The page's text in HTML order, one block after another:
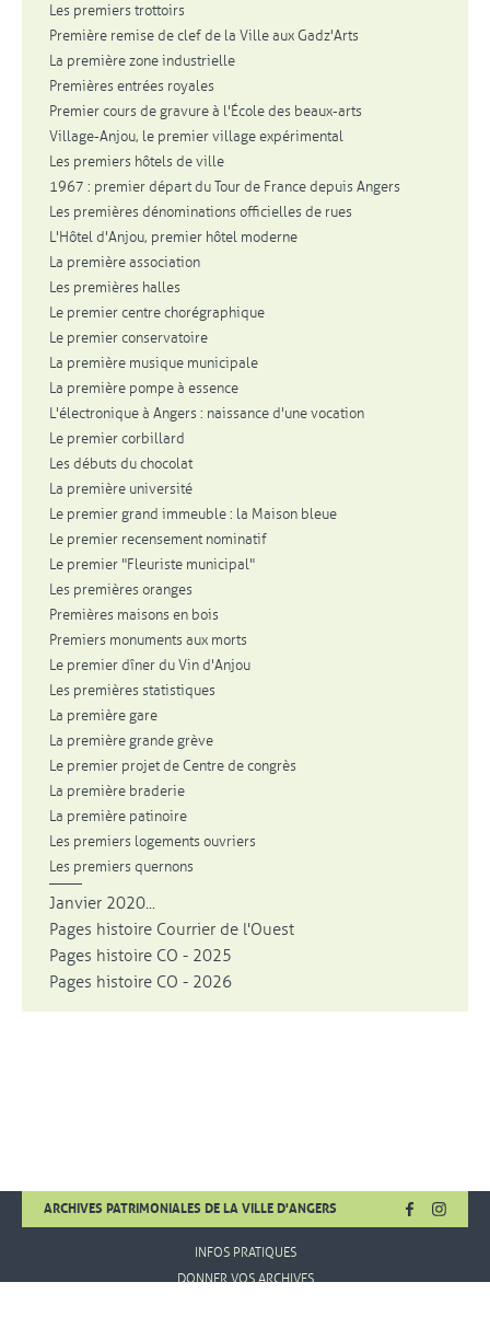
Les premiers trottoirs
Première remise de clef de la Ville aux Gadz'Arts
La première zone industrielle
Premières entrées royales
Premier cours de gravure à l'École des beaux-arts
Village-Anjou, le premier village expérimental
Les premiers hôtels de ville
1967 : premier départ du Tour de France depuis Angers
Les premières dénominations officielles de rues
L'Hôtel d'Anjou, premier hôtel moderne
La première association
Les premières halles
Le premier centre chorégraphique
Le premier conservatoire
La première musique municipale
La première pompe à essence
L'électronique à Angers : naissance d'une vocation
Le premier corbillard
Les débuts du chocolat
La première université
Le premier grand immeuble : la Maison bleue
Le premier recensement nominatif
Le premier "Fleuriste municipal"
Les premières oranges
Premières maisons en bois
Premiers monuments aux morts
Le premier dîner du Vin d'Anjou
Les premières statistiques
La première gare
La première grande grève
Le premier projet de Centre de congrès
La première braderie
La première patinoire
Les premiers logements ouvriers
Les premiers quernons
Janvier 2020...
Pages histoire Courrier de l'Ouest
Pages histoire CO - 2025
Pages histoire CO - 2026
ARCHIVES PATRIMONIALES DE LA VILLE D'ANGERS FACEBOOK
, OUVRE
,
INFOS PRATIQUES
DONNER VOS ARCHIVES